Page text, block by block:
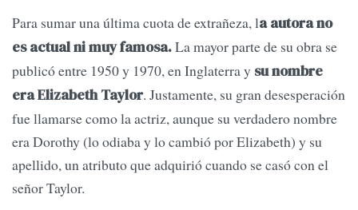
Para sumar una última cuota de extrañeza, la autora no
es actual ni muy famosa.La mayor parte de su obra se
publicó entre 1950 y 1970, en Inglaterra y su nombre
era Elizabeth Taylor. Justamente, su gran desesperación
fue llamarse como la actriz, aunque su verdadero nombre
era Dorothy (lo odiaba y lo cambió por Elizabeth) y su
apellido, un atributo que adquirió cuando se casó con el
señor Taylor.